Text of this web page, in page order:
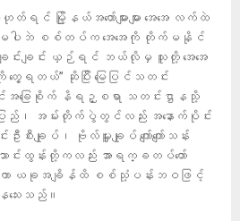
တ်ရင် မြို့နယ်အတော်များများ အေအေ လက်ထဲ
စစ်ကူမပါဘဲ စစ်တပ်က အေအေကို တိုက်မနိုင်
ချင်းချင်း ယှဉ်ရင် ဘယ်လိုမှ သူတို့ အေအေ
တယ်” ဆိုပြီး မြေပြင်သတင်း
ခြေစိုက် နိရဉ္စရာ သတင်းဌာနသို့
ပြည်၊ အမ်းတိုက်ပွဲတွင်လည်း အနောက်ပိုင်း
းချုပ်၊ ဗိုလ်မှူးချုပ် ကျော်ကျော်သန်း
င်းထွန်းတို့ကလည်း အာရက္ခတပ်တော်
ရကာ ယခုအချိန်ထိ စစ်သုံ့ပန်းဘဝဖြင့်
ေးသည်။